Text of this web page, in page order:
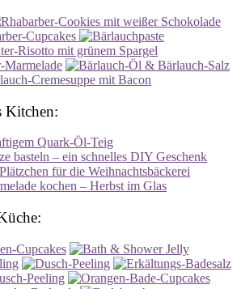
Kitchen:
Quark-Öl-Teig
basteln – ein schnelles DIY Geschenk
für die Weihnachtsbäckerei
kochen – Herbst im Glas